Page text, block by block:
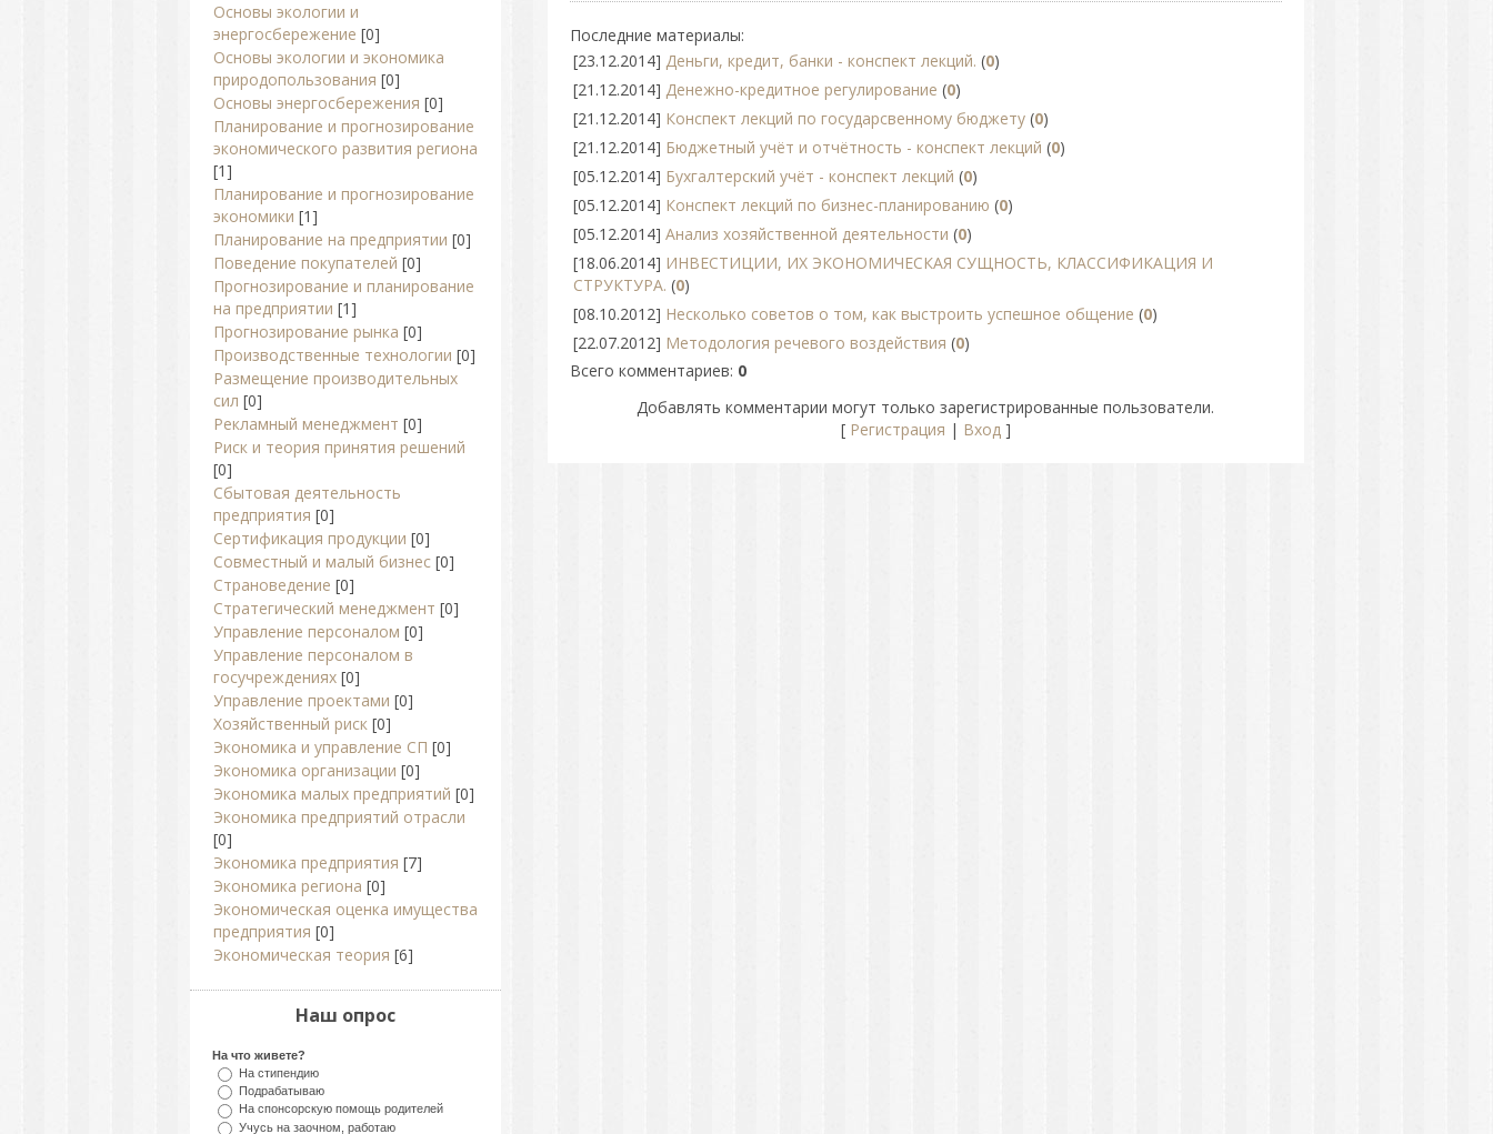
Последние материалы:
[23.12.2014] Деньги, кредит, банки - конспект лекций. (0)
[21.12.2014] Денежно-кредитное регулирование (0)
[21.12.2014] Конспект лекций по государсвенному бюджету (0)
[21.12.2014] Бюджетный учёт и отчётность - конспект лекций (0)
[05.12.2014] Бухгалтерский учёт - конспект лекций (0)
[05.12.2014] Конспект лекций по бизнес-планированию (0)
[05.12.2014] Анализ хозяйственной деятельности (0)
[18.06.2014] ИНВЕСТИЦИИ, ИХ ЭКОНОМИЧЕСКАЯ СУЩНОСТЬ, КЛАССИФИКАЦИЯ И
СТРУКТУРА. (0)
[08.10.2012] Несколько советов о том, как выстроить успешное общение (0)
[22.07.2012] Методология речевого воздействия (0)
Всего комментариев: 0
Добавлять комментарии могут только зарегистрированные пользователи.
[ Регистрация | Вход]
Основы экологии и
энергосбережение [0]
Основы экологии и экономика
природопользования [0]
Основы энергосбережения [0]
Планирование и прогнозирование
экономического развития региона
[1]
Планирование и прогнозирование
экономики [1]
Планирование на предприятии [0]
Поведение покупателей [0]
Прогнозирование и планирование
на предприятии [1]
Прогнозирование рынка [0]
Производственные технологии [0]
Размещение производительных
сил [0]
Рекламный менеджмент [0]
Риск и теория принятия решений
[0]
Сбытовая деятельность
предприятия [0]
Сертификация продукции [0]
Совместный и малый бизнес [0]
Страноведение [0]
Стратегический менеджмент [0]
Управление персоналом [0]
Управление персоналом в
госучреждениях [0]
Управление проектами [0]
Хозяйственный риск [0]
Экономика и управление СП [0]
Экономика организации [0]
Экономика малых предприятий [0]
Экономика предприятий отрасли
[0]
Экономика предприятия [7]
Экономика региона [0]
Экономическая оценка имущества
предприятия [0]
Экономическая теория [6]
Наш опрос
На что живете?
На стипендию
Подрабатываю
На спонсорскую помощь родителей
Учусь на заочном, работаю